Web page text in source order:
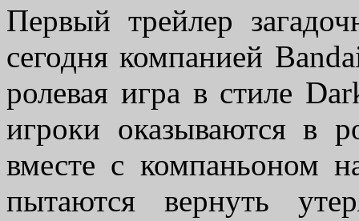
Первый трейлер
сегодня компанией
ролевая игра в стиле
игроки оказываются в
вместе с компаньоном
пытаются вернуть